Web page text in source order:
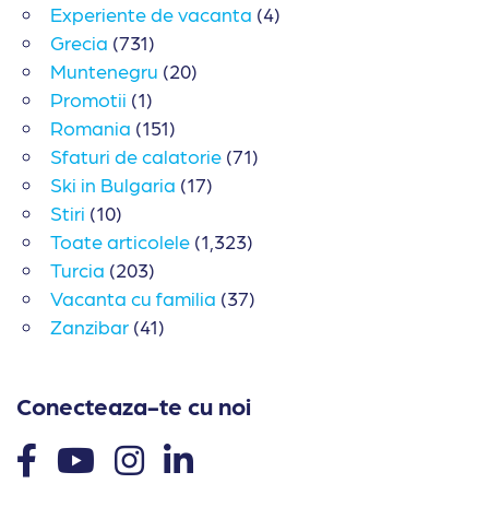
Experiente de vacanta (4)
Grecia (731)
Muntenegru (20)
Promotii (1)
Romania (151)
Sfaturi de calatorie (71)
Ski in Bulgaria (17)
Stiri (10)
Toate articolele (1,323)
Turcia (203)
Vacanta cu familia (37)
Zanzibar (41)
Conecteaza-te cu noi